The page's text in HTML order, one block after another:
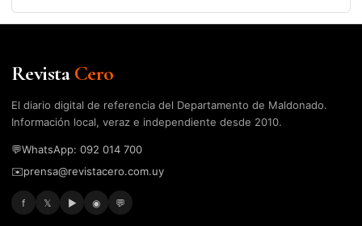
RevistaCero
El diario digital de referencia del Departamento de Maldonado.
Información local, veraz e independiente desde 2010.
💬WhatsApp: 092 014 700
✉️prensa@revistacero.com.uy
f 𝕏 ▶ ◉ 💬